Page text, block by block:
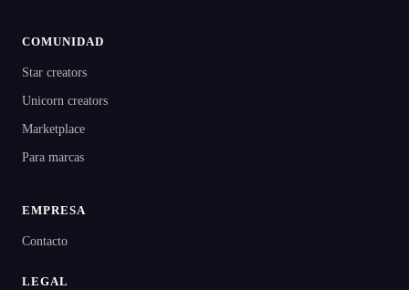
COMUNIDAD
Star creators
Unicorn creators
Marketplace
Para marcas
EMPRESA
Contacto
LEGAL